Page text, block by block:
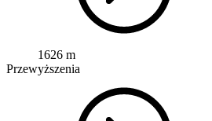
1626 m
Przewyższenia